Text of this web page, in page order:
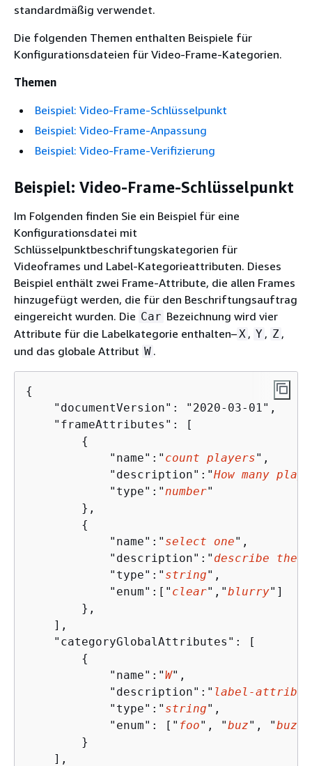
standardmäßig verwendet.
Die folgenden Themen enthalten Beispiele für
Konfigurationsdateien für Video-Frame-Kategorien.
Themen
Beispiel: Video-Frame-Schlüsselpunkt
Beispiel: Video-Frame-Anpassung
Beispiel: Video-Frame-Verifizierung
Beispiel: Video-Frame-Schlüsselpunkt
Im Folgenden finden Sie ein Beispiel für eine
Konfigurationsdatei mit
Schlüsselpunktbeschriftungskategorien für
Videoframes und Label-Kategorieattributen. Dieses
Beispiel enthält zwei Frame-Attribute, die allen Frames
hinzugefügt werden, die für den Beschriftungsauftrag
eingereicht wurden. Die Car Bezeichnung wird vier
Attribute für die Labelkategorie enthalten–X , Y , Z ,
und das globale Attribut W .
{
    "documentVersion": "2020-03-01",
    "frameAttributes": [
{
            "name":"
count players",
            "description":"
How many
            "type":"
number"
        },
{
            "name":"
select one",
            "description":"
describe the
            "type":"
string",
            "enum":["
clear","blurry"]
        },
    ],
    "categoryGlobalAttributes": [
{
            "name":"
W",
            "description":"
label-
            "type":"
string",
            "enum": ["
foo", "buz", "buz2
        }
    ],